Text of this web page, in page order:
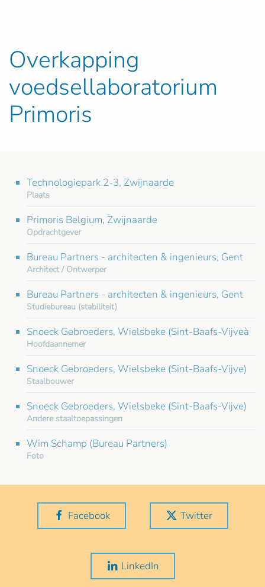
Overkapping
voedsellaboratorium
Primoris
Technologiepark 2-3, Zwijnaarde
Plaats
Primoris Belgium, Zwijnaarde
Opdrachtgever
Bureau Partners - architecten & ingenieurs, Gent
Architect / Ontwerper
Bureau Partners - architecten & ingenieurs, Gent
Studiebureau (stabiliteit)
Snoeck Gebroeders, Wielsbeke (Sint-Baafs-Vijveà
Hoofdaannemer
Snoeck Gebroeders, Wielsbeke (Sint-Baafs-Vijve)
Staalbouwer
Snoeck Gebroeders, Wielsbeke (Sint-Baafs-Vijve)
Andere staaltoepassingen
Wim Schamp (Bureau Partners)
Foto
Facebook Twitter
LinkedIn